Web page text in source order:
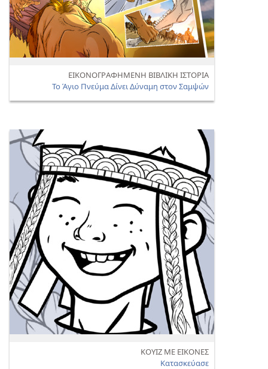
ΕΙΚΟΝΟΓΡΑΦΗΜΕΝΗ ΒΙΒΛΙΚΗ ΙΣΤΟΡΙΑ
Το Άγιο Πνεύμα Δίνει Δύναμη στον Σαμψών
ΚΟΥΙΖ ΜΕ ΕΙΚΟΝΕΣ
Κατασκεύασε